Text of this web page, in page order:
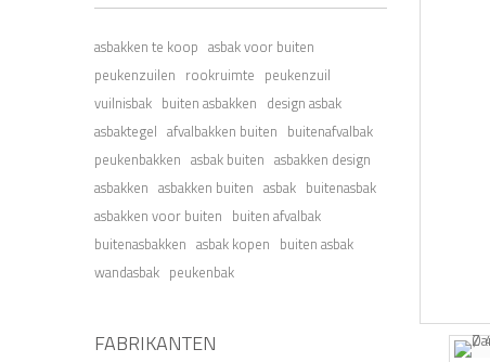
asbakken te koop asbak voor buiten
peukenzuilen rookruimte peukenzuil
vuilnisbak buiten asbakken design asbak
asbaktegel afvalbakken buiten buitenafvalbak
peukenbakken asbak buiten asbakken design
asbakken asbakken buiten asbak buitenasbak
asbakken voor buiten buiten afvalbak
buitenasbakken asbak kopen buiten asbak
wandasbak peukenbak
FABRIKANTEN